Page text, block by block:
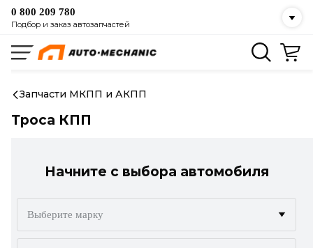
0 800 209 780
Подбор и заказ автозапчастей
Запчасти МКПП и АКПП
Троса КПП
Начните с выбора автомобиля
Выберите марку